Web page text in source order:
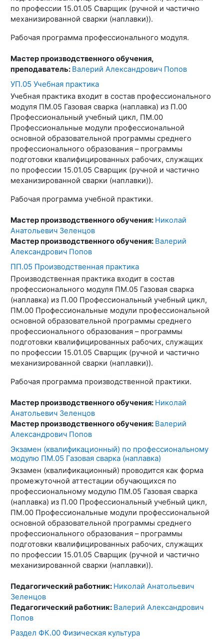
по профессии 15.01.05 Сварщик (ручной и частично
механизированной сварки (наплавки)).
Рабочая программа профессионального модуля.
Мастер производственного обучения,
преподаватель: Валерий Александрович Попов
УП.05 Учебная практика
Учебная практика входит в состав профессионального
модуля ПМ.05 Газовая сварка (наплавка) из П.00
Профессиональный учебный цикл, ПМ.00
Профессиональные модули профессиональной
основной образовательной программы среднего
профессионального образования – программы
подготовки квалифицированных рабочих, служащих
по профессии 15.01.05 Сварщик (ручной и частично
механизированной сварки (наплавки)).
Рабочая программа учебной практики.
Мастер производственного обучения: Николай
Анатольевич Зеленцов
Мастер производственного обучения: Валерий
Александрович Попов
ПП.05 Производственная практика
Производственная практика входит в состав
профессионального модуля ПМ.05 Газовая сварка
(наплавка) из П.00 Профессиональный учебный цикл,
ПМ.00 Профессиональные модули профессиональной
основной образовательной программы среднего
профессионального образования – программы
подготовки квалифицированных рабочих, служащих
по профессии 15.01.05 Сварщик (ручной и частично
механизированной сварки (наплавки)).
Рабочая программа производственной практики.
Мастер производственного обучения: Николай
Анатольевич Зеленцов
Мастер производственного обучения: Валерий
Александрович Попов
Экзамен (квалификационный) по профессиональному
модулю ПМ.05 Газовая сварка (наплавка)
Экзамен (квалификационный) проводится как форма
промежуточной аттестации обучающихся по
профессиональному модулю ПМ.05 Газовая сварка
(наплавка) из П.00 Профессиональный учебный цикл,
ПМ.00 Профессиональные модули профессиональной
основной образовательной программы среднего
профессионального образования – программы
подготовки квалифицированных рабочих, служащих
по профессии 15.01.05 Сварщик (ручной и частично
механизированной сварки (наплавки)).
Педагогический работник: Николай Анатольевич
Зеленцов
Педагогический работник: Валерий Александрович
Попов
Раздел ФК.00 Физическая культура